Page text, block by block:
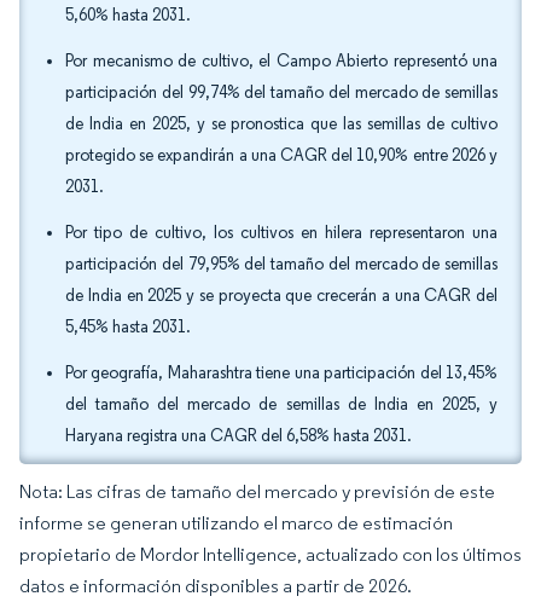
5,60% hasta 2031.
Por mecanismo de cultivo, el Campo Abierto representó una
participación del 99,74% del tamaño del mercado de semillas
de India en 2025, y se pronostica que las semillas de cultivo
protegido se expandirán a una CAGR del 10,90% entre 2026 y
2031.
Por tipo de cultivo, los cultivos en hilera representaron una
participación del 79,95% del tamaño del mercado de semillas
de India en 2025 y se proyecta que crecerán a una CAGR del
5,45% hasta 2031.
Por geografía, Maharashtra tiene una participación del 13,45%
del tamaño del mercado de semillas de India en 2025, y
Haryana registra una CAGR del 6,58% hasta 2031.
Nota: Las cifras de tamaño del mercado y previsión de este
informe se generan utilizando el marco de estimación
propietario de Mordor Intelligence, actualizado con los últimos
datos e información disponibles a partir de 2026.